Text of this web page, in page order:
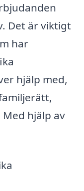
Det är viktigt
har
hjälp med,
hjälp av